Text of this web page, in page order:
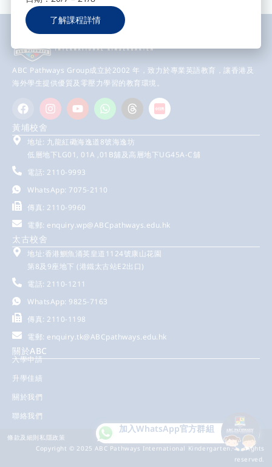
加入WhatsApp官方群組
ABC Pathways Group成立於2002 年，致力於專業英語教育，讓香港及
海外學生提供優質及零壓力學習的教育環境。
黃埔校舍
地址: 九龍紅磡海逸道8號海逸坊
低層地下LG01, 01A ,01B舖及高層地下UG45A-C舖
電話: 2110-9993
WhatsApp: 7075-2110
傳真: 2110-9960
電郵: enquiry.wp@ABCpathways.edu.hk
太古校舍
地址:香港鰂魚涌英皇道1124號康山花園
第8及9座地下 (港鐵太古站E2出口)
電話: 2110-1211
WhatsApp: 9825-7163
傳真: 2110-1198
電郵: enquiry.tk@ABCpathways.edu.hk
關於ABC
入學申請
升學佳績
關於我們
聯絡我們
條款及細則私隱政策
Copyright © 2025 ABC Pathways International Kindergarten. All rights
reserved.
了解課程詳情